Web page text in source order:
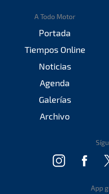
A Todo Motor
Portada
Tiempos Online
Noticias
Agenda
Galerías
Archivo
App